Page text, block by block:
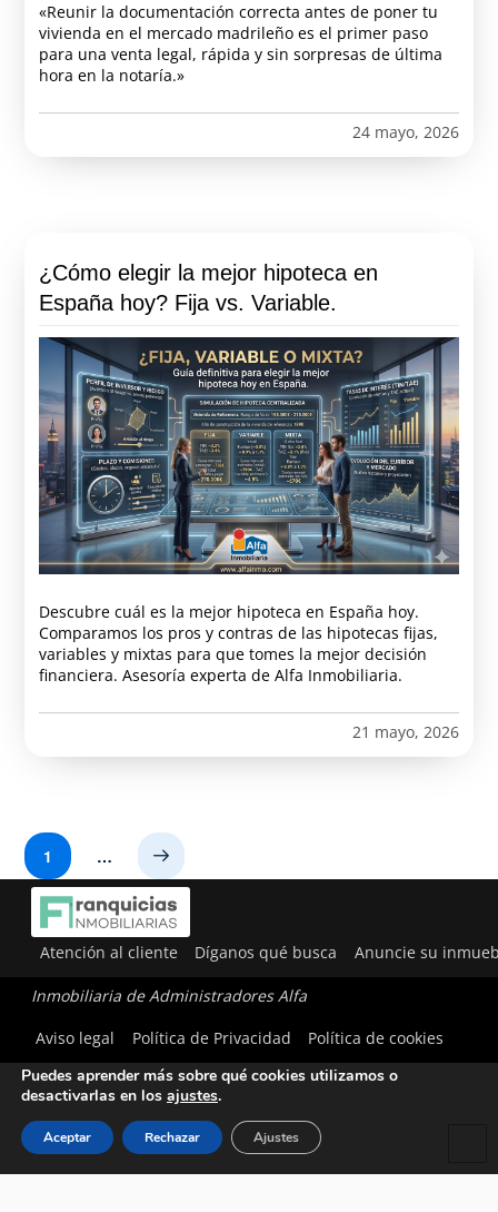
«Reunir la documentación correcta antes de poner tu
vivienda en el mercado madrileño es el primer paso
para una venta legal, rápida y sin sorpresas de última
hora en la notaría.»
24 mayo, 2026
¿Cómo elegir la mejor hipoteca en
España hoy? Fija vs. Variable.
Descubre cuál es la mejor hipoteca en España hoy.
Comparamos los pros y contras de las hipotecas fijas,
variables y mixtas para que tomes la mejor decisión
financiera. Asesoría experta de Alfa Inmobiliaria.
21 mayo, 2026
1 … Next
Atención al cliente Díganos qué busca Anuncie su
Inmobiliaria de Administradores Alfa
Aviso legal
Política de Privacidad Política de cookies
Utilizamos cookies para ofrecerte la mejor experiencia en
Puedes aprender más sobre qué cookies utilizamos o
desactivarlas en los ajustes.
Aceptar Rechazar Ajustes